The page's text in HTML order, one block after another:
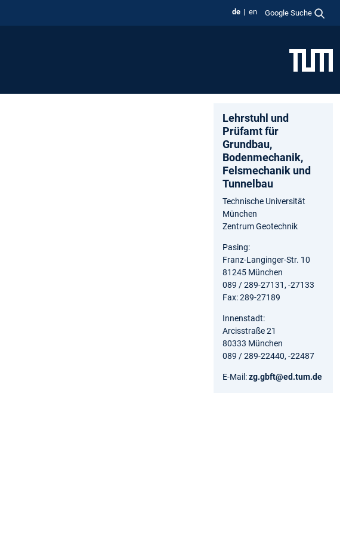
de en Google Suche
Lehrstuhl und
Prüfamt für
Grundbau,
Bodenmechanik,
Felsmechanik und
Tunnelbau
Technische Universität
München
Zentrum Geotechnik
Pasing:
Franz-Langinger-Str. 10
81245 München
089 / 289-27131, -27133
Fax: 289-27189
Innenstadt:
Arcisstraße 21
80333 München
089 / 289-22440, -22487
E-Mail:zg.gbft@ed.tum.de